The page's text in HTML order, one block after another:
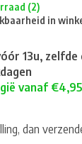
(2)
in
13u,
vanaf
dan